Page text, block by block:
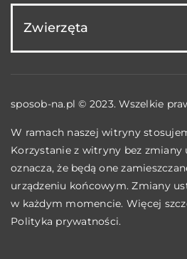
Zwierzęta
sposob-na.pl © 2023. Wszelkie
W ramach naszej witryny
Korzystanie z witryny bez zmiany
oznacza, że będą one
urządzeniu końcowym. Zmiany
w każdym momencie. Więcej
Polityka prywatności.